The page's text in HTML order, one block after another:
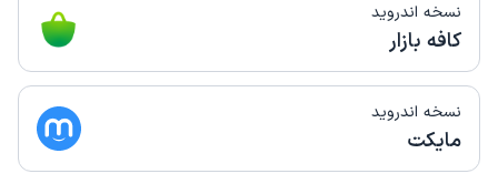
نسخه اندروید
کافه بازار
نسخه اندروید
مایکت